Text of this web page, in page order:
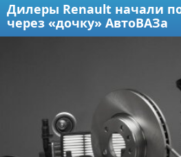
Дилеры Renault начали
через «дочку» АвтоВАЗа